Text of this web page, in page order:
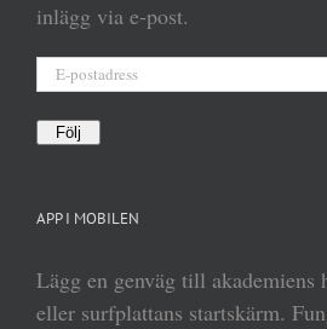
inlägg via e-post.
postadress
Följ
APP I MOBILEN
Lägg en genväg till akademiens
eller surfplattans startskärm.